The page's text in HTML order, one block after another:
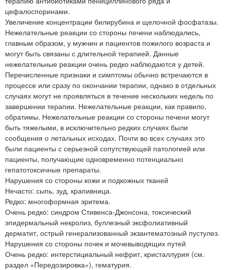
цефалоспоринами.
Увеличение концентрации билирубина и щелочной фосфатазы.
Нежелательные реакции со стороны печени наблюдались,
главным образом, у мужчин и пациентов пожилого возраста и
могут быть связаны с длительной терапией. Данные
нежелательные реакции очень редко наблюдаются у детей.
Перечисленные признаки и симптомы обычно встречаются в
процессе или сразу по окончании терапии, однако в отдельных
случаях могут не проявляться в течение нескольких недель по
завершении терапии. Нежелательные реакции, как правило,
обратимы. Нежелательные реакции со стороны печени могут
быть тяжелыми, в исключительно редких случаях были
сообщения о летальных исходах. Почти во всех случаях это
были пациенты с серьезной сопутствующей патологией или
пациенты, получающие одновременно потенциально
гепатотоксичные препараты.
Нарушения со стороны кожи и подкожных тканей
Нечасто: сыпь, зуд, крапивница.
Редко: многоформная эритема.
Очень редко: синдром Стивенса-Джонсона, токсический
эпидермальный некролиз, буллезный эксфолиативный
дерматит, острый генерализованный экзантематозный пустулез.
Нарушения со стороны почек и мочевыводящих путей
Очень редко: интерстициальный нефрит, кристаллурия (см.
раздел «Передозировка»), гематурия.